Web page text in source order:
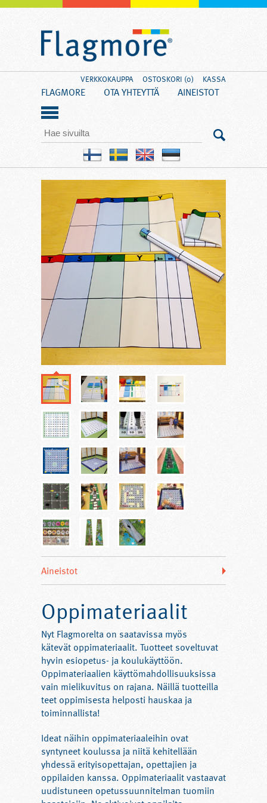
FLAGMORE OTA YHTEYTTÄ AINEISTOT
VERKKOKAUPPA OSTOSKORI (0) KASSA
Aineistot
Oppimateriaalit
Nyt Flagmorelta on saatavissa myös
kätevät oppimateriaalit. Tuotteet soveltuvat
hyvin esiopetus- ja koulukäyttöön.
Oppimateriaalien käyttömahdollisuuksissa
vain mielikuvitus on rajana. Näillä tuotteilla
teet oppimisesta helposti hauskaa ja
toiminnallista!
Ideat näihin oppimateriaaleihin ovat
syntyneet koulussa ja niitä kehitellään
yhdessä erityisopettajan, opettajien ja
oppilaiden kanssa. Oppimateriaalit vastaavat
uudistuneen opetussuunnitelman tuomiin